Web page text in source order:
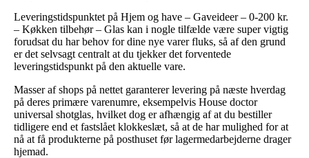
Leveringstidspunktet på Hjem og have – Gaveideer – 0-200 kr.
– Køkken tilbehør – Glas kan i nogle tilfælde være super vigtig
forudsat du har behov for dine nye varer fluks, så af den grund
er det selvsagt centralt at du tjekker det forventede
leveringstidspunkt på den aktuelle vare.
Masser af shops på nettet garanterer levering på næste hverdag
på deres primære varenumre, eksempelvis House doctor
universal shotglas, hvilket dog er afhængig af at du bestiller
tidligere end et fastslået klokkeslæt, så at de har mulighed for at
nå at få produkterne på posthuset før lagermedarbejderne drager
hjemad.